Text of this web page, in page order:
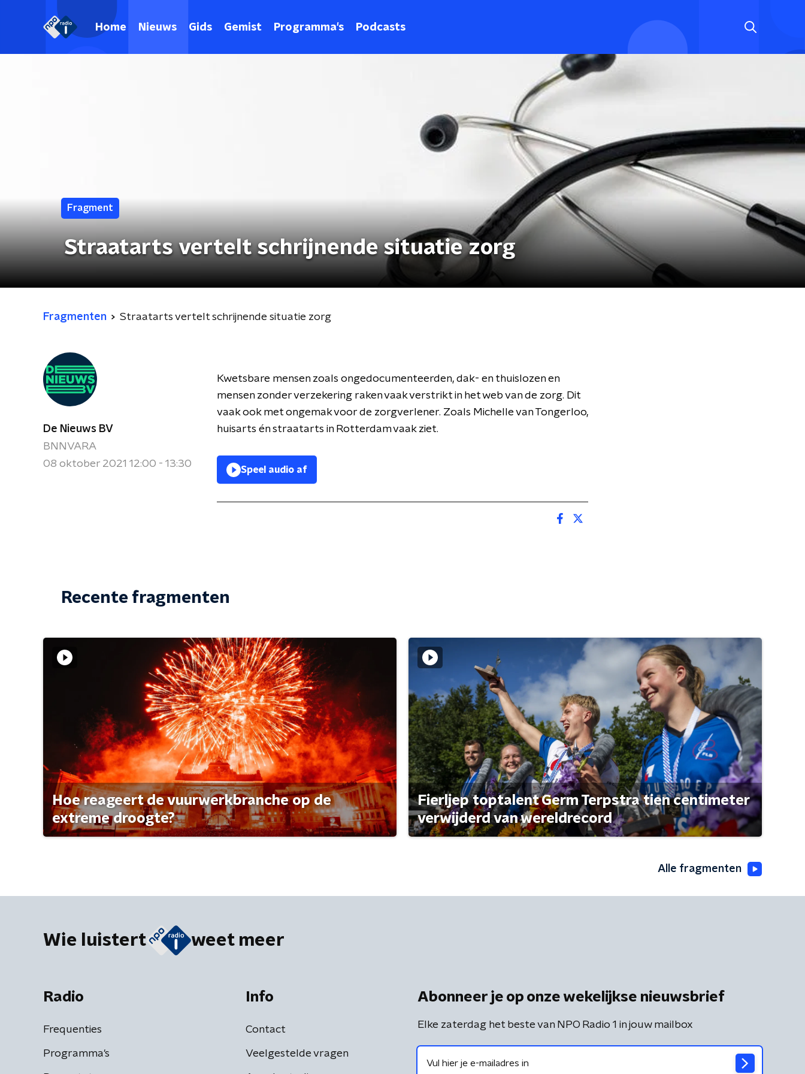
Home Nieuws Gids Gemist Programma's Podcasts
Fragment
Straatarts vertelt schrijnende situatie zorg
Fragmenten Straatarts vertelt schrijnende situatie zorg
De Nieuws BV
BNNVARA
08 oktober 2021 12:00 - 13:30
Kwetsbare mensen zoals ongedocumenteerden, dak- en thuislozen en
mensen zonder verzekering raken vaak verstrikt in het web van de zorg. Dit
vaak ook met ongemak voor de zorgverlener. Zoals Michelle van Tongerloo,
huisarts én straatarts in Rotterdam vaak ziet.
Speel audio af
Recente fragmenten
Hoe reageert de vuurwerkbranche op de
extreme droogte?
Fierljep toptalent Germ Terpstra tien centimeter
verwijderd van wereldrecord
Alle fragmenten
Wie luistert weet meer
Radio
Frequenties
Programma's
Info
Contact
Veelgestelde vragen
Abonneer je op onze wekelijkse nieuwsbrief
Elke zaterdag het beste van NPO Radio 1 in jouw mailbox